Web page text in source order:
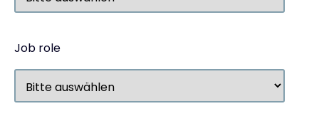
Job role